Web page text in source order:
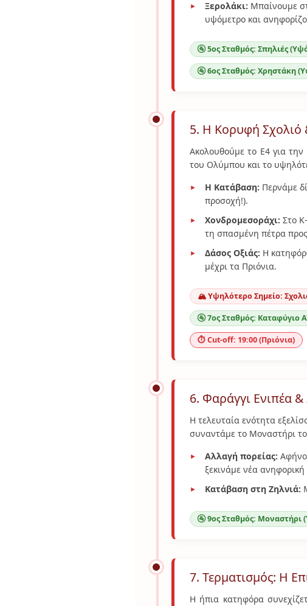
Ξερολάκι: Μπαίνουμε
υψόμετρο και
🚰 5ος Σταθμός: Σπηλιές
🚰 6ος Σταθμός: Χρηστάκη
5. Η Κορυφή
Ακολουθούμε το Ε4 για
του Ολύμπου και το
Η Κατάβαση: Περνάμε
προσοχή!).
Χονδρομεσοράχι: Στο
τη σπασμένη πέτρα
Δάσος Οξιάς: Η
μέχρι τα Πριόνια.
🏔️ Υψηλότερο Σημείο:
🚰 7ος Σταθμός: Καταφύγιο
⏱️ Cut-off: 19:00 (Πριόνια)
6. Φαράγγι Ενιπέα &
Η τελευταία ενότητα
συναντάμε το Μοναστήρι
Αλλαγή πορείας:
ξεκινάμε νέα
Κατάβαση στη Ζηλνιά:
🚰 9ος Σταθμός: Μοναστήρι
7. Τερματισμός: Η
Η ήπια κατηφόρα